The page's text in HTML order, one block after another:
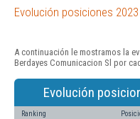
Evolución posiciones
A continuación le mostramos la
Berdayes Comunicacion Sl por
Evolución
Ranking